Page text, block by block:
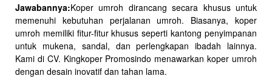
Jawabannya:Koper umroh dirancang secara khusus untuk
memenuhi kebutuhan perjalanan umroh. Biasanya, koper
umroh memiliki fitur-fitur khusus seperti kantong penyimpanan
untuk mukena, sandal, dan perlengkapan ibadah lainnya.
Kami di CV. Kingkoper Promosindo menawarkan koper umroh
dengan desain inovatif dan tahan lama.